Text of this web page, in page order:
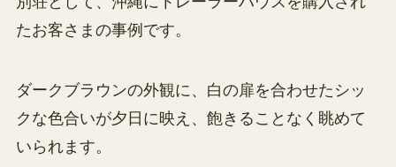
たお客さまの事例です。
ダークブラウンの外観に、白の扉を合わせたシッ
クな色合いが夕日に映え、飽きることなく眺めて
いられます。